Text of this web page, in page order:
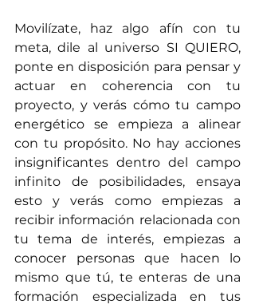
Movilízate, haz algo afín con tu
meta, dile al universo SI QUIERO,
ponte en disposición para pensar y
actuar en coherencia con tu
proyecto, y verás cómo tu campo
energético se empieza a alinear
con tu propósito. No hay acciones
insignificantes dentro del campo
infinito de posibilidades, ensaya
esto y verás como empiezas a
recibir información relacionada con
tu tema de interés, empiezas a
conocer personas que hacen lo
mismo que tú, te enteras de una
formación especializada en tus